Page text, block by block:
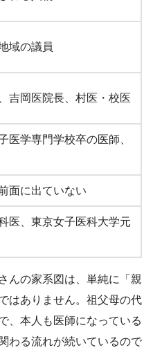
域の議員
吉岡医院長、村医・校医
医学専門学校卒の医師、
面に出ていない
医、東京女子医科大学元
んの家系図は、単純に「親
はありません。祖父母の代
、本人も医師になっている
わる流れが続いているので